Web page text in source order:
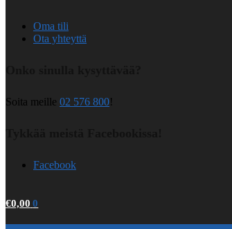
Oma tili
Ota yhteyttä
Soita meille 02 576 800!
Facebook
€0,00 0